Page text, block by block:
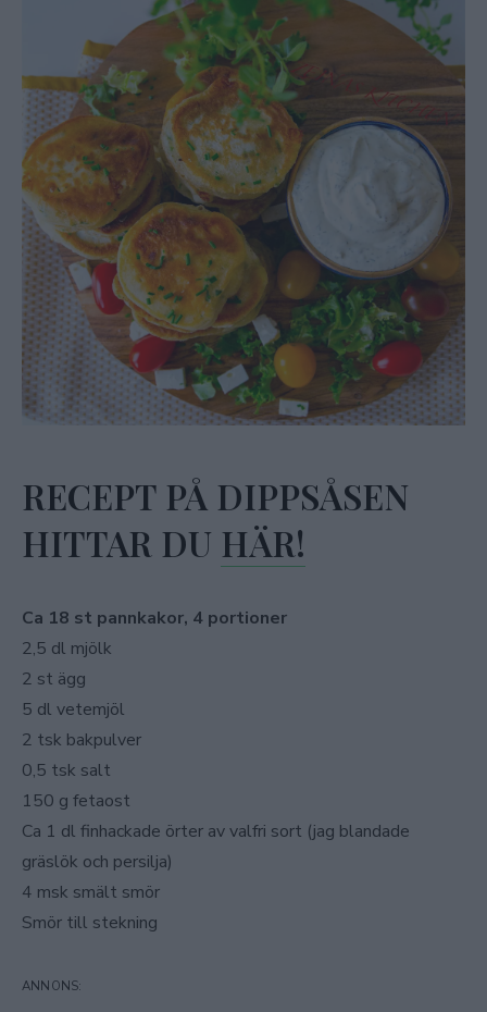
RECEPT PÅ DIPPSÅSEN
HITTAR DU HÄR!
Ca 18 st pannkakor, 4 portioner
2,5 dl mjölk
2 st ägg
5 dl vetemjöl
2 tsk bakpulver
0,5 tsk salt
150 g fetaost
Ca 1 dl finhackade örter av valfri sort (jag blandade
gräslök och persilja)
4 msk smält smör
Smör till stekning